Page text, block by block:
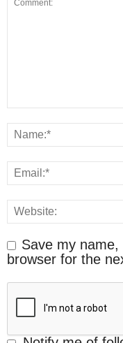
Save my
browser for the